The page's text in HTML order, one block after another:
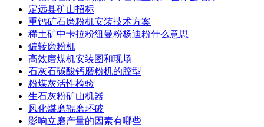
定远县矿山招标
重钙矿石磨粉机安装技术方案
稀土矿中卡拉粉纽曼粉杨迪粉什么意思
偏转磨粉机
高效磨煤机安装图和现场
石灰石碳酸钙磨粉机的腔型
粉煤灰活性检验
生石灰粉矿山机器
风化煤磨辊磨环破
影响立磨产量的因素有哪些